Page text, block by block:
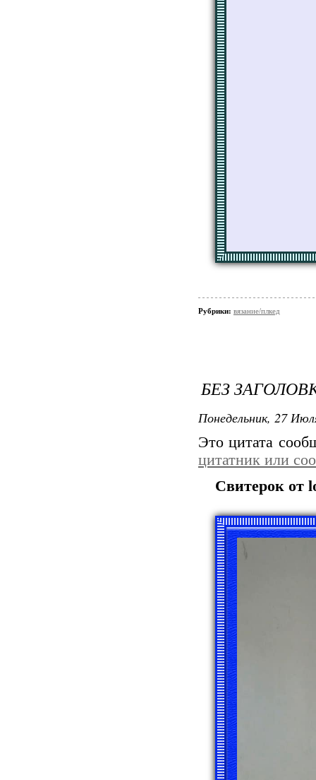
Рубрики: вязание/плкед
БЕЗ
Понедельник, 27
Это цитата
цитатник или
Свитерок от